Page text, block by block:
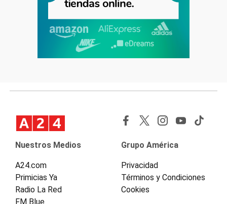
Nuestros Medios
A24.com
Primicias Ya
Radio La Red
FM Blue
Grupo América
Privacidad
Términos y Condiciones
Cookies